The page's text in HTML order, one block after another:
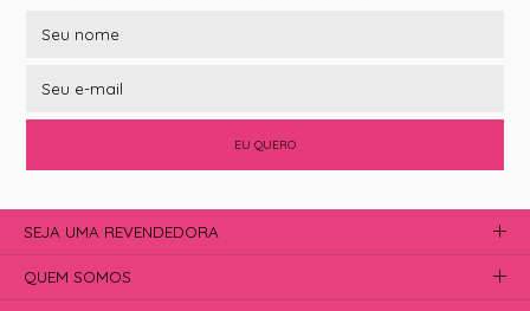
EU QUERO
SEJA UMA REVENDEDORA
QUEM SOMOS